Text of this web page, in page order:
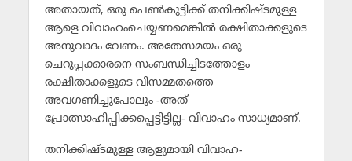
അതായത്, ഒരു പെണ്‍കുട്ടിക്ക് തനിക്കിഷ്ടമുള്ള
ആളെ വിവാഹംചെയ്യണമെങ്കില്‍ രക്ഷിതാക്കളുടെ
അനുവാദം വേണം. അതേസമയം ഒരു
ചെറുപ്പക്കാരനെ സംബന്ധിച്ചിടത്തോളം
രക്ഷിതാക്കളുടെ വിസമ്മതത്തെ
അവഗണിച്ചുപോലും -അത്
പ്രോത്സാഹിപ്പിക്കപ്പെട്ടിട്ടില്ല- വിവാഹം സാധ്യമാണ്.
തനിക്കിഷ്ടമുള്ള ആളുമായി വിവാഹ-